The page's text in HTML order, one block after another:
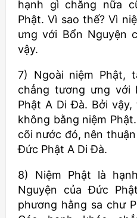
hạnh gì chăng nữa
Phật. Vì sao thế? Vì
ưng với Bổn Nguyện
vậy.
7) Ngoài niệm Phật,
chẳng tương ưng với
Phật A Di Đà. Bởi
không bằng niệm
cõi nước đó, nên
Đức Phật A Di Đà.
8) Niệm Phật là
Nguyện của Đức
phương hằng sa chư